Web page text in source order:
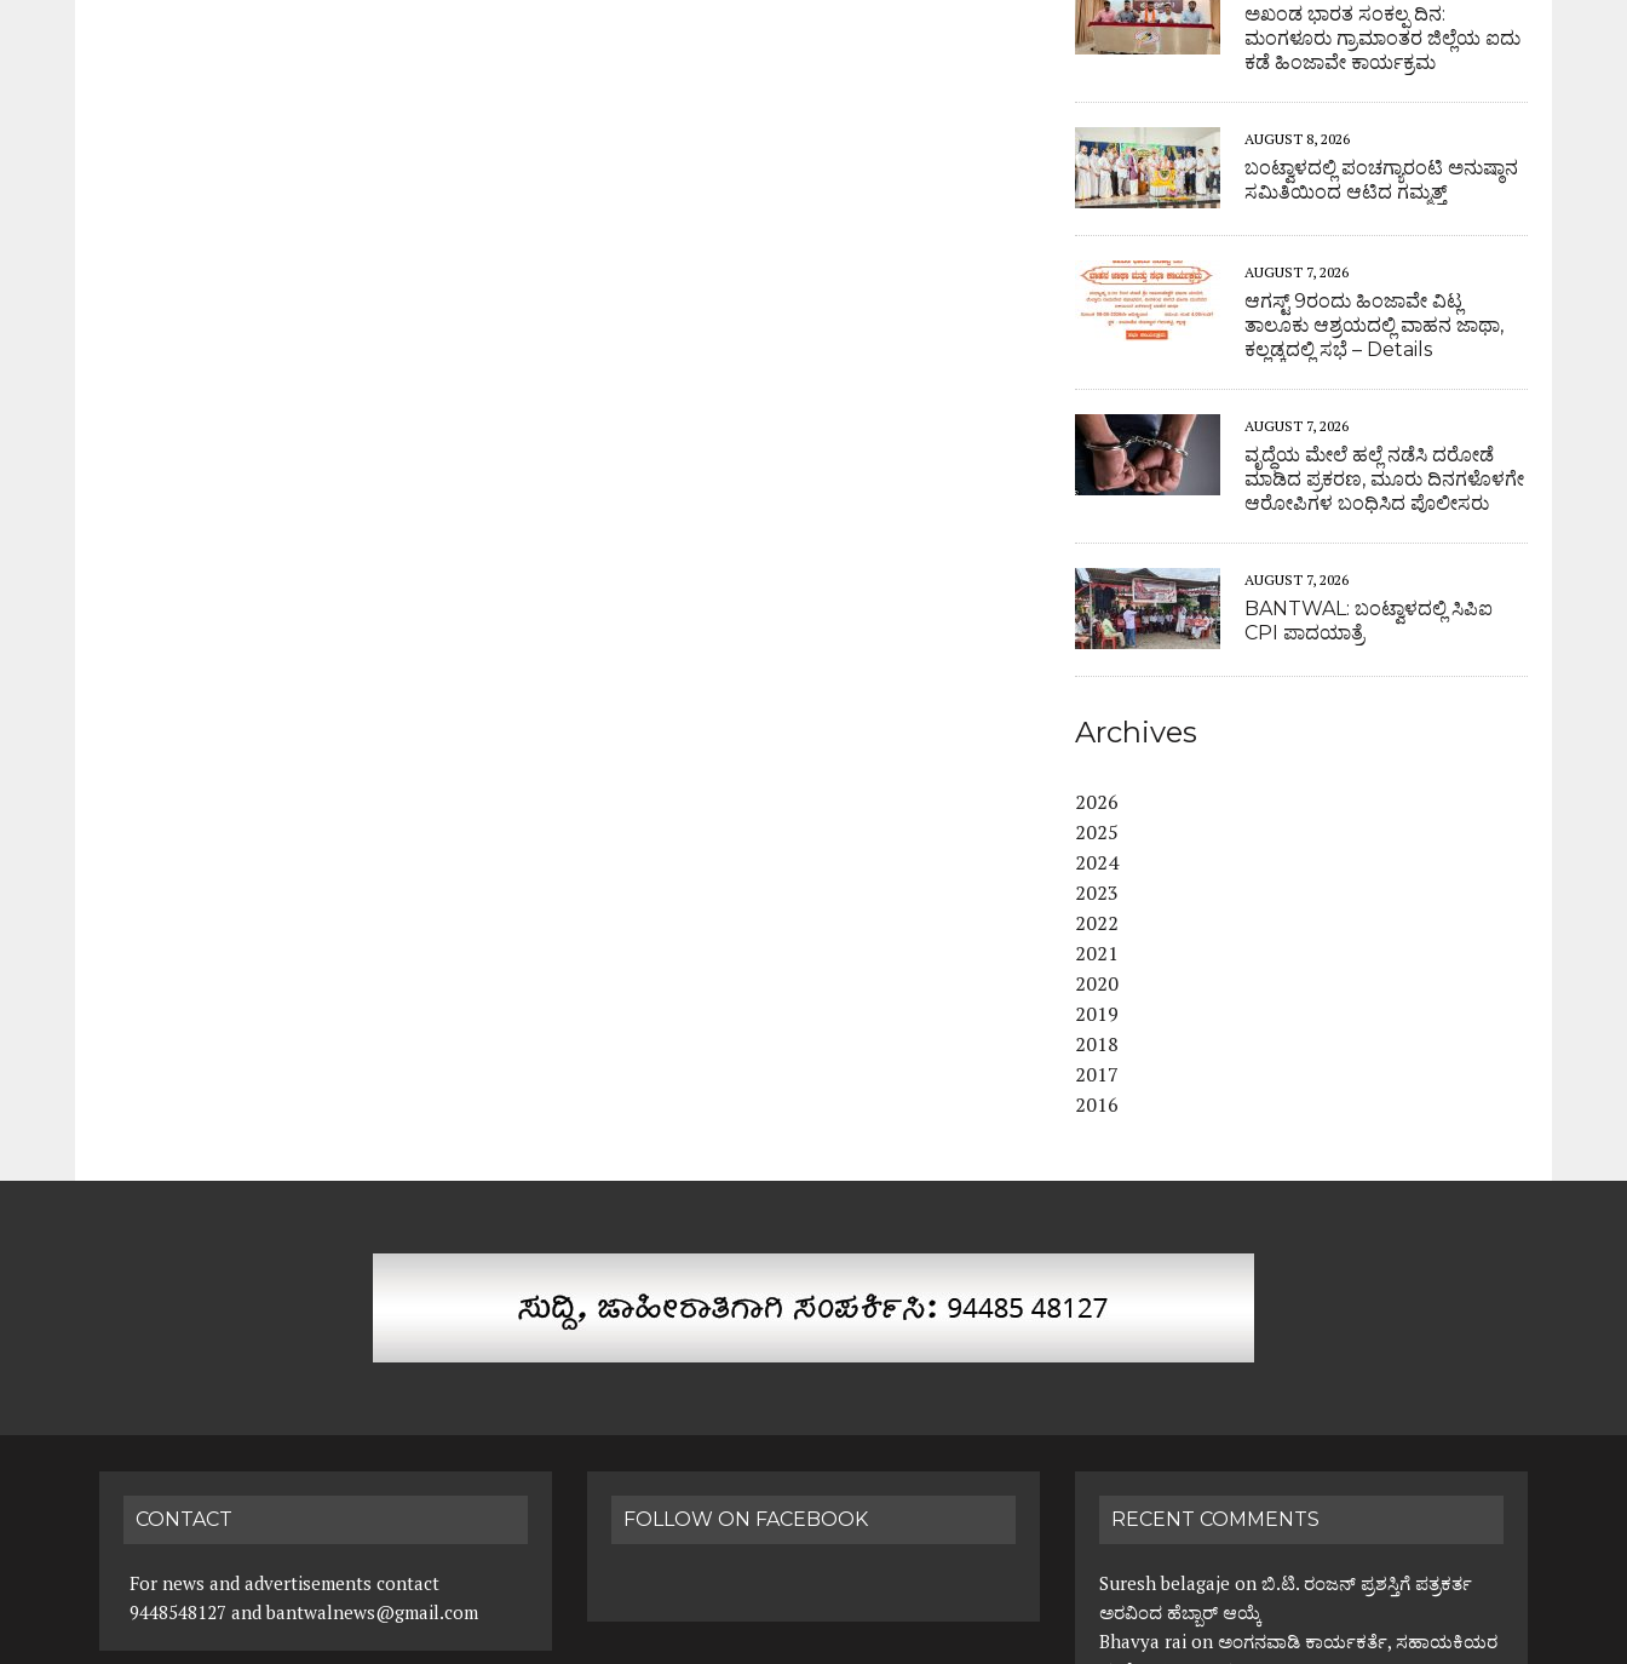
ಅಖಂಡ ಭಾರತ ಸಂಕಲ್ಪ ದಿನ:
ಮಂಗಳೂರು ಗ್ರಾಮಾಂತರ ಜಿಲ್ಲೆಯ ಐದು
ಕಡೆ ಹಿಂಜಾವೇ ಕಾರ್ಯಕ್ರಮ
AUGUST 8, 2026
ಬಂಟ್ವಾಳದಲ್ಲಿ ಪಂಚಗ್ಯಾರಂಟಿ ಅನುಷ್ಠಾನ
ಸಮಿತಿಯಿಂದ ಆಟಿದ ಗಮ್ಮತ್ತ್
AUGUST 7, 2026
ಆಗಸ್ಟ್ 9ರಂದು ಹಿಂಜಾವೇ ವಿಟ್ಲ
ತಾಲೂಕು ಆಶ್ರಯದಲ್ಲಿ ವಾಹನ ಜಾಥಾ,
ಕಲ್ಲಡ್ಕದಲ್ಲಿ ಸಭೆ – Details
AUGUST 7, 2026
ವೃದ್ಧೆಯ ಮೇಲೆ ಹಲ್ಲೆ ನಡೆಸಿ ದರೋಡೆ
ಮಾಡಿದ ಪ್ರಕರಣ, ಮೂರು ದಿನಗಳೊಳಗೇ
ಆರೋಪಿಗಳ ಬಂಧಿಸಿದ ಪೊಲೀಸರು
AUGUST 7, 2026
BANTWAL: ಬಂಟ್ವಾಳದಲ್ಲಿ ಸಿಪಿಐ
CPI ಪಾದಯಾತ್ರೆ
Archives
2026
2025
2024
2023
2022
2021
2020
2019
2018
2017
2016
CONTACT
For news and advertisements contact
9448548127 and bantwalnews@gmail.com
FOLLOW ON FACEBOOK RECENT COMMENTS
Suresh belagaje onಬಿ.ಟಿ. ರಂಜನ್ ಪ್ರಶಸ್ತಿಗೆ ಪತ್ರಕರ್ತ
ಅರವಿಂದ ಹೆಬ್ಬಾರ್ ಆಯ್ಕೆ
Bhavya rai onಅಂಗನವಾಡಿ ಕಾರ್ಯಕರ್ತೆ, ಸಹಾಯಕಿಯರ